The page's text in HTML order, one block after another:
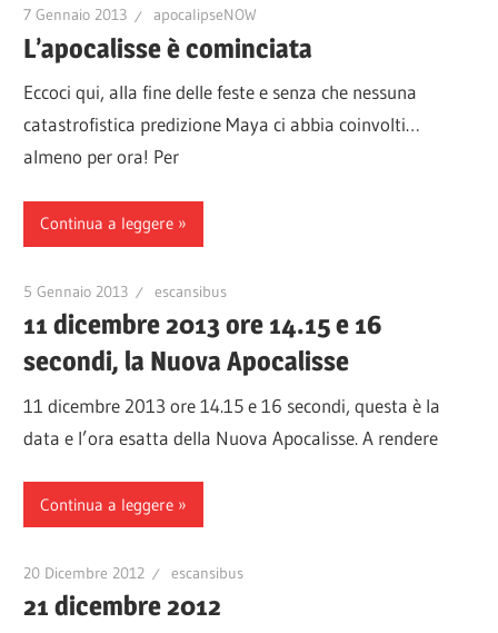
7 Gennaio 2013 apocalipseNOW
L’apocalisse è cominciata
Eccoci qui, alla fine delle feste e senza che nessuna
catastrofistica predizione Maya ci abbia coinvolti…
almeno per ora! Per
Continua a leggere
5 Gennaio 2013 escansibus
11 dicembre 2013 ore 14.15 e 16
secondi, la Nuova Apocalisse
11 dicembre 2013 ore 14.15 e 16 secondi, questa è la
data e l’ora esatta della Nuova Apocalisse. A rendere
Continua a leggere
20 Dicembre 2012 escansibus
21 dicembre 2012